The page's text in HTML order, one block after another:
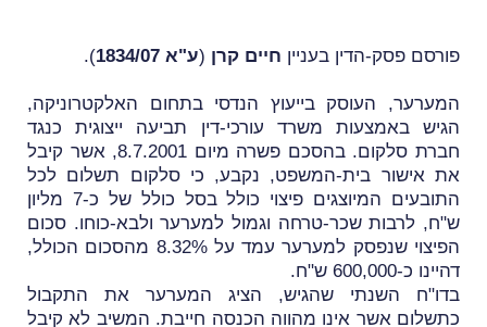
פורסם פסק-הדין בעניין חיים קרן (ע"א 1834/07 ).
המערער, העוסק בייעוץ הנדסי בתחום האלקטרוניקה,
הגיש באמצעות משרד עורכי-דין תביעה ייצוגית כנגד
חברת סלקום. בהסכם פשרה מיום 8.7.2001, אשר קיבל
את אישור בית-המשפט, נקבע, כי סלקום תשלום לכל
התובעים המיוצגים פיצוי כולל בסל כולל של כ-7 מליון
ש"ח, לרבות שכר-טרחה וגמול למערער ולבא-כוחו. סכום
הפיצוי שנפסק למערער עמד על 8.32% מהסכום הכולל,
דהיינו כ-600,000 ש"ח.
בדו"ח השנתי שהגיש, הציג המערער את התקבול
כתשלום אשר אינו מהווה הכנסה חייבת. המשיב לא קיבל